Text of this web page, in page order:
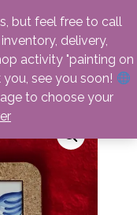
linkedin
emailphone
but feel free to call
delivery,
activity "painting on
see you soon!
to choose your